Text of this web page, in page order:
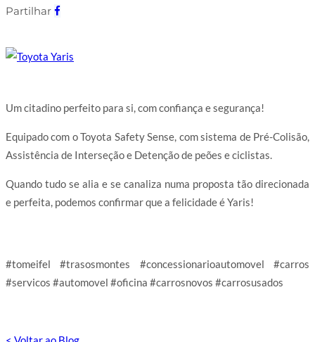
Partilhar
Um citadino perfeito para si, com confiança e segurança!
Equipado com o Toyota Safety Sense, com sistema de Pré-Colisão,
Assistência de Interseção e Detenção de peões e ciclistas.
Quando tudo se alia e se canaliza numa proposta tão direcionada
e perfeita, podemos confirmar que a felicidade é Yaris!
#tomeifel #trasosmontes #concessionarioautomovel #carros
#servicos #automovel #oficina #carrosnovos #carrosusados